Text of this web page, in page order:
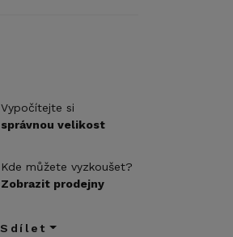
Vypočítejte si
správnou velikost
Kde můžete vyzkoušet?
Zobrazit prodejny
Sdílet